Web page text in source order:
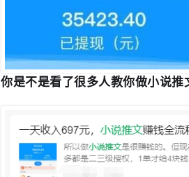
你是不是看了很多人教你做小说推